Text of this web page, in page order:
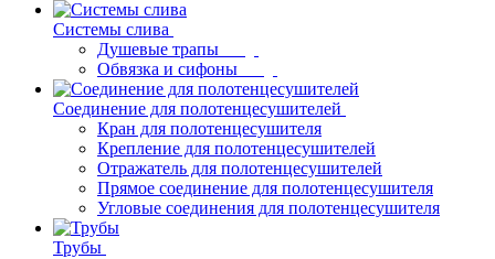
Системы слива
Душевые трапы
Обвязка и сифоны
Соединение для полотенцесушителей
Кран для полотенцесушителя
Крепление для полотенцесушителей
Отражатель для полотенцесушителей
Прямое соединение для полотенцесушителя
Угловые соединения для полотенцесушителя
Трубы